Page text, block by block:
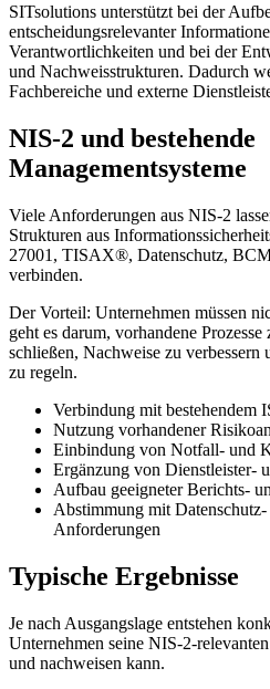
SITsolutions unterstützt bei der
entscheidungsrelevanter
Verantwortlichkeiten und bei der
und Nachweisstrukturen. Dadurch
Fachbereiche und externe
NIS-2 und bestehende
Managementsysteme
Viele Anforderungen aus NIS-2
Strukturen aus
27001, TISAX®, Datenschutz,
verbinden.
Der Vorteil: Unternehmen müssen
geht es darum, vorhandene
schließen, Nachweise zu
zu regeln.
Verbindung mit bestehendem
Nutzung vorhandener
Einbindung von Notfall- und
Ergänzung von Dienstleister-
Aufbau geeigneter Berichts-
Abstimmung mit
Anforderungen
Typische Ergebnisse
Je nach Ausgangslage entstehen
Unternehmen seine NIS-2-
und nachweisen kann.